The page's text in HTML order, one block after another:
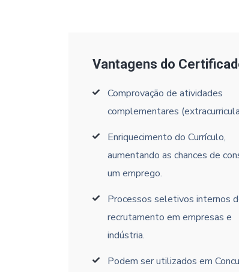
Vantagens do
Comprovação de atividades
complementares
Enriquecimento do Currículo,
aumentando as chances de
um emprego.
Processos seletivos internos
recrutamento em empresas e
indústria.
Podem ser utilizados em